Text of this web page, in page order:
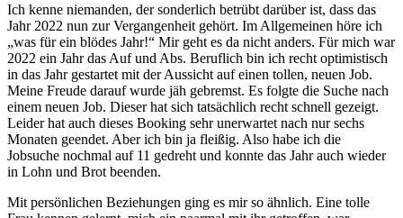
Ich kenne niemanden, der sonderlich betrübt darüber ist, dass das
Jahr 2022 nun zur Vergangenheit gehört. Im Allgemeinen höre ich
„was für ein blödes Jahr!“ Mir geht es da nicht anders. Für mich war
2022 ein Jahr das Auf und Abs. Beruflich bin ich recht optimistisch
in das Jahr gestartet mit der Aussicht auf einen tollen, neuen Job.
Meine Freude darauf wurde jäh gebremst. Es folgte die Suche nach
einem neuen Job. Dieser hat sich tatsächlich recht schnell gezeigt.
Leider hat auch dieses Booking sehr unerwartet nach nur sechs
Monaten geendet. Aber ich bin ja fleißig. Also habe ich die
Jobsuche nochmal auf 11 gedreht und konnte das Jahr auch wieder
in Lohn und Brot beenden.
Mit persönlichen Beziehungen ging es mir so ähnlich. Eine tolle